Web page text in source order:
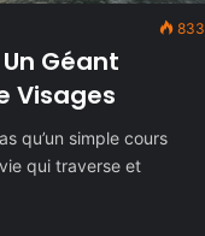
833
Géant
Visages
qu’un simple cours
qui traverse et